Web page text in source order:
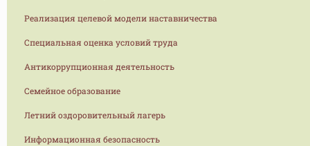
Реализация целевой модели наставничества
Специальная оценка условий труда
Антикоррупционная деятельность
Семейное образование
Летний оздоровительный лагерь
Информационная безопасность